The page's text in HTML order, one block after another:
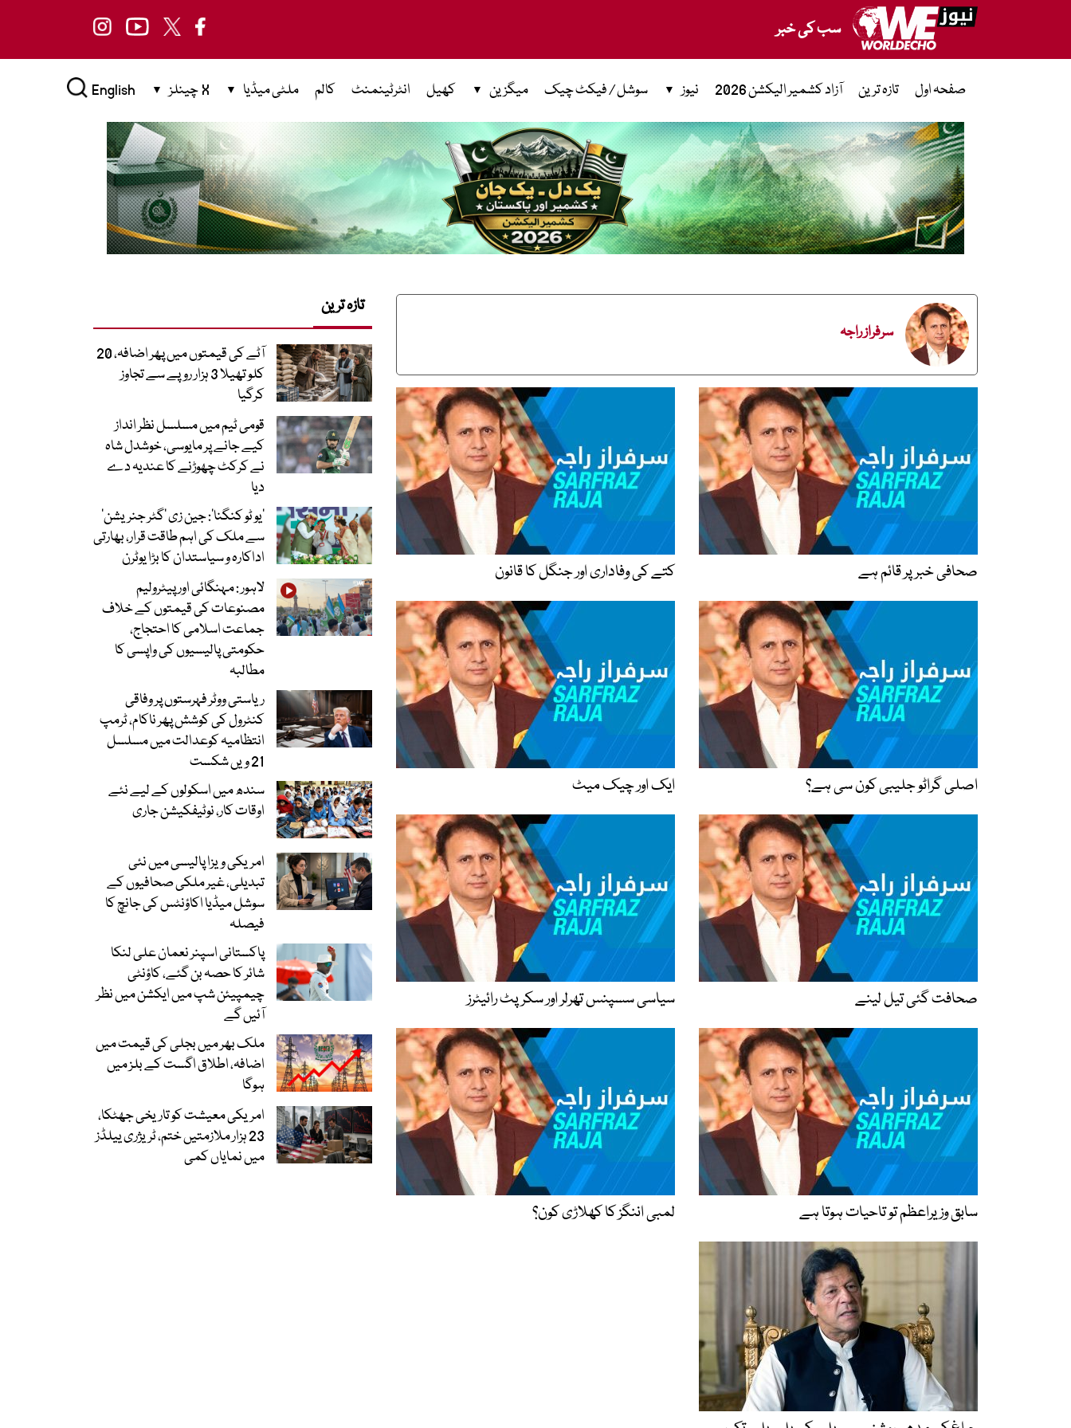
سب کی خبر
صفحہ اول تازہ ترین آزاد کشمیر الیکشن 2026 نیوز سوشل / فیکٹ چیک میگزین کھیل انٹرٹینمنٹ کالم ملٹی میڈیا X چینلز English
سرفراز راجہ
صحافی خبر پر قائم ہے کتے کی وفاداری اور جنگل کا قانون
اصلی گراٹو جلیبی کون سی ہے؟ ایک اور چیک میٹ
صحافت گئی تیل لینے سیاسی سسپنس تھرلر اور سکرپٹ رائیٹرز
سابق وزیراعظم تو تاحیات ہوتا ہے لمبی اننگز کا کھلاڑی کون؟
تازہ ترین
آٹے کی قیمتوں میں پھر اضافہ، 20
کلو تھیلا 3 ہزار روپے سے تجاوز
کرگیا
قومی ٹیم میں مسلسل نظر انداز
کیے جانے پر مایوسی، خوشدل شاہ
نے کرکٹ چھوڑنے کا عندیہ دے
دیا
’یو ٹو کنگنا‘: جین زی ’گٹر جنریشن‘
سے ملک کی اہم طاقت قرار، بھارتی
اداکارہ و سیاستدان کا بڑا یوٹرن
لاہور : مہنگائی اور پیٹرولیم
مصنوعات کی قیمتوں کے خلاف
جماعت اسلامی کا احتجاج،
حکومتی پالیسیوں کی واپسی کا
مطالبہ
ریاستی ووٹر فہرستوں پر وفاقی
کنٹرول کی کوشش پھر ناکام، ٹرمپ
انتظامیہ کوعدالت میں مسلسل
21 ویں شکست
سندھ میں اسکولوں کے لیے نئے
اوقات کار، نوٹیفکیشن جاری
امریکی ویزا پالیسی میں نئی
تبدیلی، غیر ملکی صحافیوں کے
سوشل میڈیا اکاؤنٹس کی جانچ کا
فیصلہ
پاکستانی اسپنر نعمان علی لنکا
شائر کا حصہ بن گئے، کاؤنٹی
چیمپیئن شپ میں ایکشن میں نظر
آئیں گے
ملک بھر میں بجلی کی قیمت میں
اضافہ، اطلاق اگست کے بلز میں
ہوگا
امریکی معیشت کو تاریخی جھٹکا،
23 ہزار ملازمتیں ختم، ٹریژری ییلڈز
میں نمایاں کمی